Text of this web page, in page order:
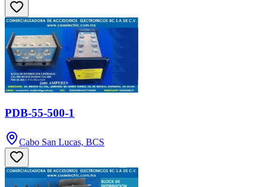
PDB-55-500-1
Cabo San Lucas, BCS